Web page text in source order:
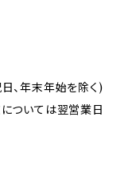
、年末年始を除く)
ついては翌営業日